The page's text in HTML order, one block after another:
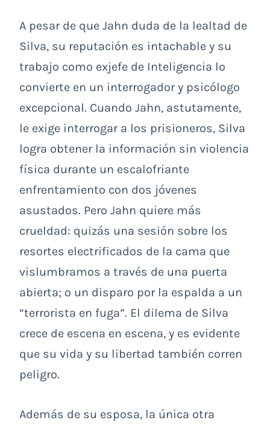
A pesar de que Jahn duda de la lealtad de
Silva, su reputación es intachable y su
trabajo como exjefe de Inteligencia lo
convierte en un interrogador y psicólogo
excepcional. Cuando Jahn, astutamente,
le exige interrogar a los prisioneros, Silva
logra obtener la información sin violencia
física durante un escalofriante
enfrentamiento con dos jóvenes
asustados. Pero Jahn quiere más
crueldad: quizás una sesión sobre los
resortes electrificados de la cama que
vislumbramos a través de una puerta
abierta; o un disparo por la espalda a un
“terrorista en fuga”. El dilema de Silva
crece de escena en escena, y es evidente
que su vida y su libertad también corren
peligro.
Además de su esposa, la única otra